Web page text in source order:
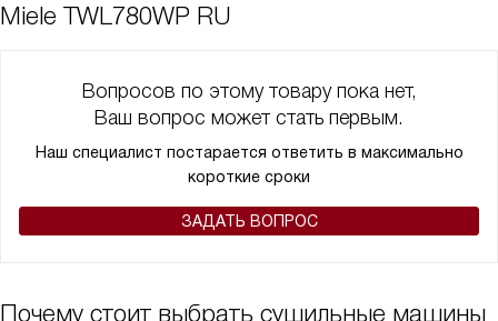
Miele TWL780WP RU
Вопросов по этому товару пока нет,
Ваш вопрос может стать первым.
Наш специалист постарается ответить в максимально
короткие сроки
ЗАДАТЬ ВОПРОС
Почему стоит выбрать сушильные машины